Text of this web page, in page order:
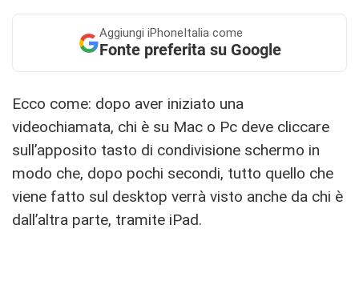
Aggiungi iPhoneItalia come
Fonte preferita su Google
Ecco come: dopo aver iniziato una
videochiamata, chi è su Mac o Pc deve cliccare
sull’apposito tasto di condivisione schermo in
modo che, dopo pochi secondi, tutto quello che
viene fatto sul desktop verrà visto anche da chi è
dall’altra parte, tramite iPad.